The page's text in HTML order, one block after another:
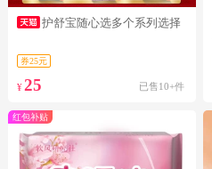
护舒宝随心选多个系列选择
券25元
¥ 25 已售10+件
红包补贴